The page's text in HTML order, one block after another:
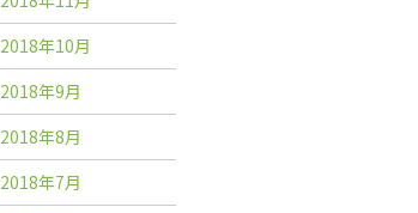
2018年10月
2018年9月
2018年8月
2018年7月